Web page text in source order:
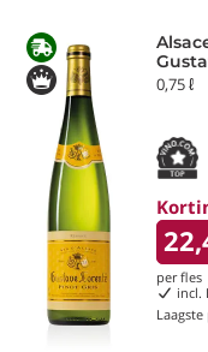
0,75 ℓ
per fles
incl.
Laagste